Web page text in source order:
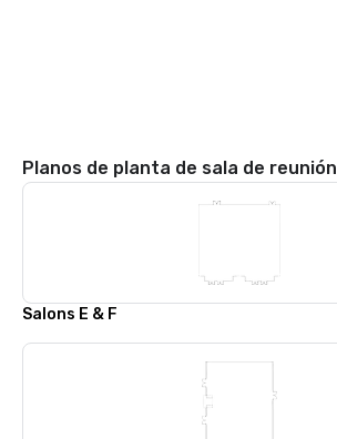
Planos de planta de sala de reunión
Salons E & F